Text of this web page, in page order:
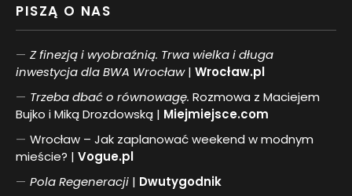
PISZĄ O NAS
Z finezją i wyobraźnią. Trwa wielka i długa
inwestycja dla BWA Wrocław| Wrocław.pl
Trzeba dbać o równowagę. Rozmowa z Maciejem
Bujko i Miką Drozdowską | Miejmiejsce.com
Wrocław – Jak zaplanować weekend w modnym
mieście? | Vogue.pl
PolaRegeneracji | Dwutygodnik